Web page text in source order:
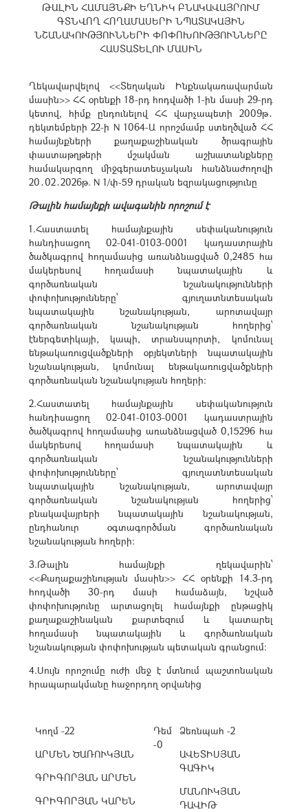
ԹԱԼԻՆ ՀԱՄԱՅՆՔԻ ԵՂՆԻԿ ԲՆԱԿԱՎԱՅՐՈՒՄ
ԳՏՆՎՈՂ ՀՈՂԱՄԱՍԵՐԻ ՆՊԱՏԱԿԱՅԻՆ
ՆՇԱՆԱԿՈՒԹՅՈՒՆՆԵՐԻ ՓՈՓՈԽՈՒԹՅՈՒՆՆԵՐԸ
ՀԱՍՏԱՏԵԼՈՒ ՄԱՍԻՆ
Ղեկավարվելով <<Տեղական Ինքնակառավարման
մասին>> ՀՀ օրենքի 18-րդ հոդվածի 1-ին մասի 29-րդ
կետով, հիմք ընդունելով ՀՀ վարչապետի 2009թ․
դեկտեմբերի 22-ի N 1064-Ա որոշմամբ ստեղծված ՀՀ
համայնքների քաղաքաշինական ծրագրային
փաստաթղթերի մշակման աշխատանքները
համակարգող միջգերատեսչական հանձնաժողովի
20․02․2026թ. N 1/փ-59 դրական եզրակացությունը
Թալին համայնքի ավագանին որոշում է
1.Հաստատել համայնքային սեփականություն
հանդիսացող 02-041-0103-0001 կադաստրային
ծածկագրով հողամասից առանձնացված 0,2485 հա
մակերեսով հողամասի նպատակային և
գործառնական նշանակությունների
փոփոխությունները՝ գյուղատնտեսական
նպատակային նշանակության, արոտավայր
գործառնական նշանակության հողերից՝
էներգետիկայի, կապի, տրանսպորտի, կոմունալ
ենթակառուցվածքների օբյեկտների նպատակային
նշանակության, կոմունալ ենթակառուցվածքների
գործառնական նշանակության հողերի:
2.Հաստատել համայնքային սեփականություն
հանդիսացող 02-041-0103-0001 կադաստրային
ծածկագրով հողամասից առանձնացված 0,15296 հա
մակերեսով հողամասի նպատակային և
գործառնական նշանակությունների
փոփոխությունները՝ գյուղատնտեսական
նպատակային նշանակության, արոտավայր
գործառնական նշանակության հողերից՝
բնակավայրերի նպատակային նշանակության,
ընդհանուր օգտագործման գործառնական
նշանակության հողերի։
3.Թալին համայնքի ղեկավարին՝
<<Քաղաքաշինության մասին>> ՀՀ օրենքի 14.3-րդ
հոդվածի 30-րդ մասի համաձայն, նշված
փոփոխությունը արտացոլել համայնքի ընթացիկ
քաղաքաշինական քարտեզում և կատարել
հողամասի նպատակային և գործառնական
նշանակության փոփոխության պետական գրանցում:
4.Սույն որոշումը ուժի մեջ է մտնում պաշտոնական
հրապարակմանը հաջորդող օրվանից
Կողմ -22
ԱՐՄԵՆ ԾԱՌՈՒԿՅԱՆ
ԳՐԻԳՈՐՅԱՆ ԱՐՄԵՆ
ԳՐԻԳՈՐՅԱՆ ԿԱՐԵՆ
Դեմ
-0
Ձեռնպահ -2
ԱՎԵՏԻՍՅԱՆ
ԳԱԳԻԿ
ՄԱՆՈՒԿՅԱՆ
ԴԱՎԻԹ